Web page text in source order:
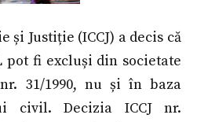
și Justiție (ICCJ) a decis că
pot fi excluși din societate
31/1990, nu și în baza
civil. Decizia ICCJ nr.